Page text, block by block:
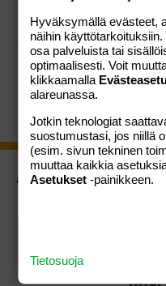
ASIAKASPALVELU
Hyväksymällä evästeet,
näihin
osa palveluista tai
optimaalisesti. Voit
klikkaamalla
alareunassa.
Jotkin teknologiat
suostumustasi, jos niillä
(esim. sivun tekninen
muuttaa kaikkia
Asetukset -painikkeen.
Tietosuoja